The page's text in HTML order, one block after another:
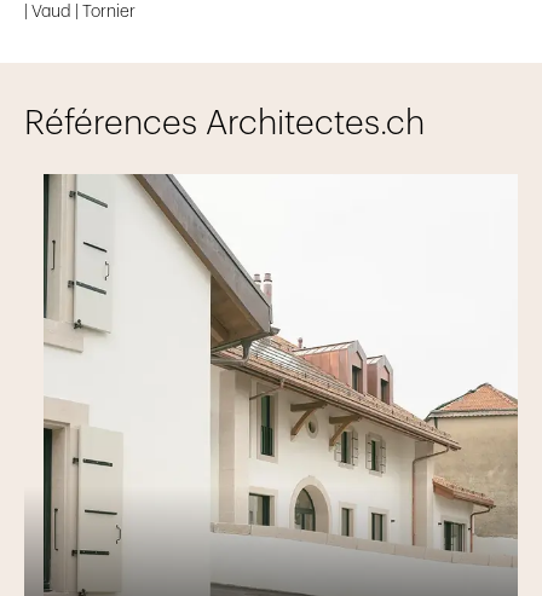
| Vaud | Tornier
Références Architectes.ch